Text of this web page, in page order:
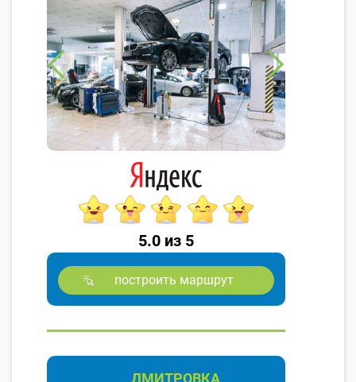
5.0 из 5
построить маршрут
ДМИТРОВКА